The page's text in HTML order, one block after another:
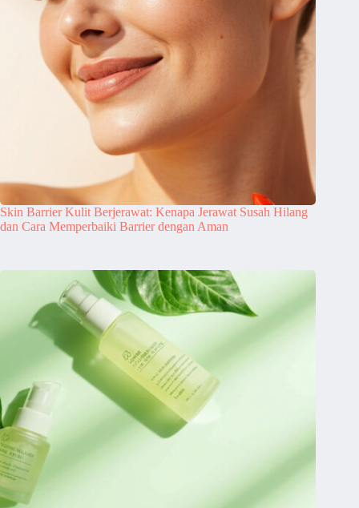
Skin Barrier Kulit Berjerawat: Kenapa Jerawat Susah Hilang
dan Cara Memperbaiki Barrier dengan Aman